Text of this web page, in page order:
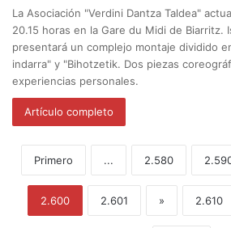
La Asociación "Verdini Dantza Taldea"
20.15 horas en la Gare du Midi de Biarritz.
presentará un complejo montaje dividido
indarra" y "Bihotzetik. Dos piezas
experiencias personales.
Artículo completo
Primero ... 2.580
2.600 2.601 » 2.610